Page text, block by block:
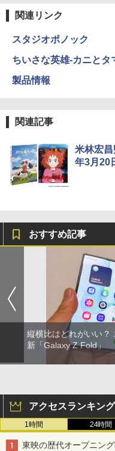
関連リンク
スタジオポノック
ちいさな英雄-カニとタ
製品情報
関連記事
米林宏
年3月20
おすすめ記事
縦横比はどれがいい？
新「Galaxy Z Fold」
アクセスランキング
1時間 24時間
東映の歴代オープニン